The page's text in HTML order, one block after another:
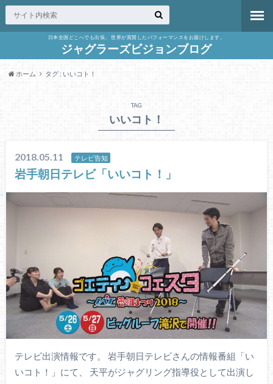
日本全国どこへでも出張。 世界が賞賛したパフォーマンスをお届けします。
ジャグラーズビジョンブログ
ホーム タグ : いいコト！
TAG
いいコト！
2018.05.11 テレビ告知
岩手朝日テレビ「いいコト！」
テレビ出演情報です。 岩手朝日テレビさんの情報番組「い
いコト！」にて、 天平がジャグリング指導役として出演し